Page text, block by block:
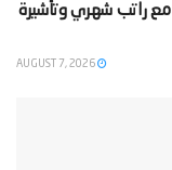
‫فرصة تطوع ممولة بالكامل في السويد 2026 مع راتب شهري وتأشيرة